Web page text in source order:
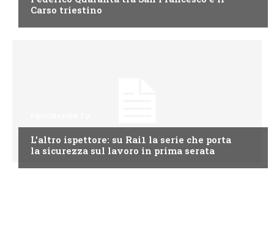
Carso triestino
L’altro ispettore: su Rai1 la serie che porta
la sicurezza sul lavoro in prima serata